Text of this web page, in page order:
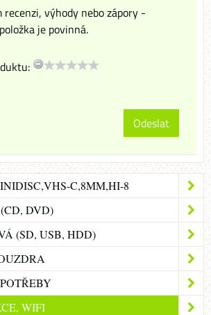
recenzi, výhody nebo zápory -
je povinná.
Odeslat
C,8MM,HI-8
DVD)
(SD, USB, HDD)
WIFI